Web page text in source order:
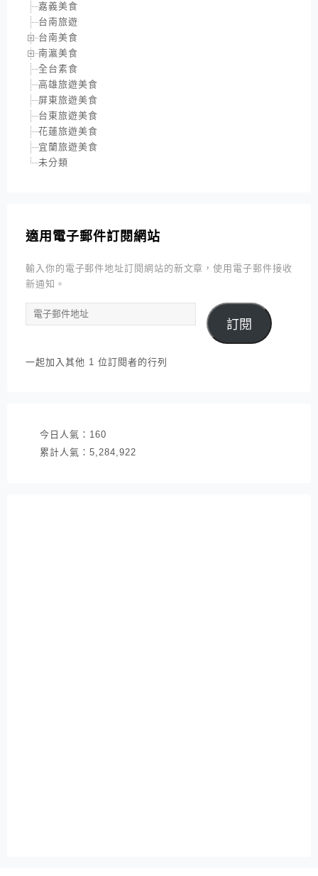
嘉義美食
台南旅遊
台南美食
南瀛美食
全台素食
高雄旅遊美食
屏東旅遊美食
台東旅遊美食
花蓮旅遊美食
宜蘭旅遊美食
未分類
適用電子郵件訂閱網站
輸入你的電子郵件地址訂閱網站的新文章，使用電子郵件接收
新通知。
電
子
件
訂閱
一起加入其他 1 位訂閱者的行列
今日人氣： 160
累計人氣： 5,284,922